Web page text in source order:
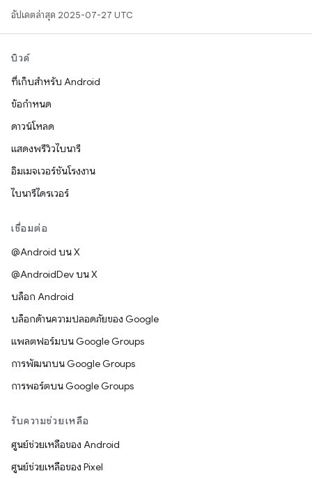
อัปเดตล่าสุด 2025-07-27 UTC
บิวด์
ที่เก็บสำหรับ Android
ข้อกำหนด
ดาวน์โหลด
แสดงพรีวิวไบนารี
อิมเมจเวอร์ชันโรงงาน
ไบนารีไดรเวอร์
เชื่อมต่อ
@Android บน X
@AndroidDev บน X
บล็อก Android
บล็อกด้านความปลอดภัยของ Google
แพลตฟอร์มบน Google Groups
การพัฒนาบน Google Groups
การพอร์ตบน Google Groups
รับความช่วยเหลือ
ศูนย์ช่วยเหลือของ Android
ศูนย์ช่วยเหลือของ Pixel